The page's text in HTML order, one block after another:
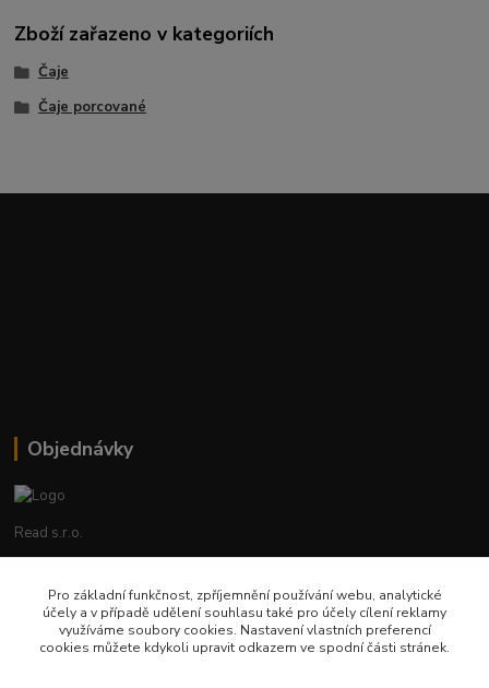
Zboží zařazeno v kategoriích
Čaje
Čaje porcované
Objednávky
Read s.r.o.
+420 602 388 763
Po - Pá 8 - 14h
Pro základní funkčnost, zpříjemnění používání webu, analytické
účely a v případě udělení souhlasu také pro účely cílení reklamy
využíváme soubory cookies. Nastavení vlastních preferencí
cookies můžete kdykoli upravit odkazem ve spodní části stránek.